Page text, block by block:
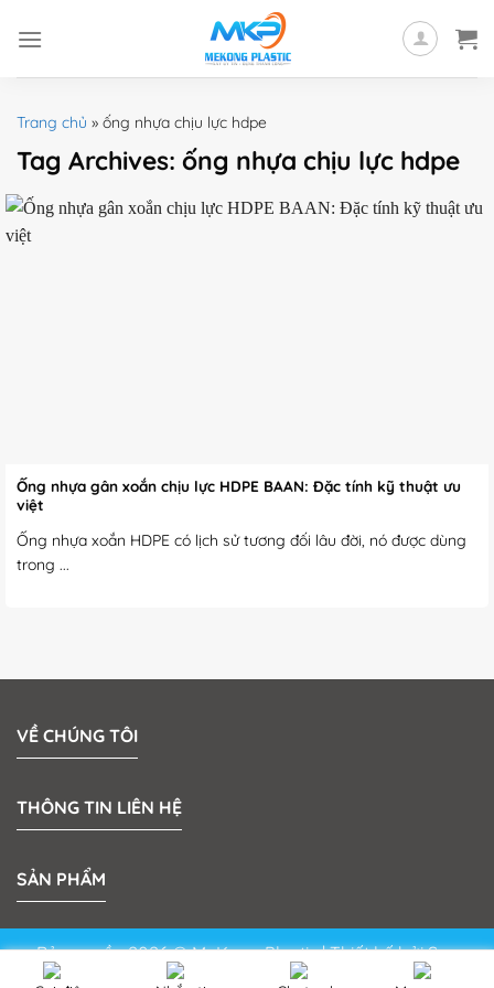
Trang chủ » ống nhựa chịu lực hdpe
Tag Archives: ống nhựa chịu lực hdpe
Ống nhựa gân xoắn chịu lực HDPE BAAN: Đặc tính kỹ thuật ưu
việt
Ống nhựa xoắn HDPE có lịch sử tương đối lâu đời, nó được dùng
trong ...
VỀ CHÚNG TÔI
THÔNG TIN LIÊN HỆ
SẢN PHẨM
Bản quyền 2026 © MeKong Plastic | Thiết kế bởiSun